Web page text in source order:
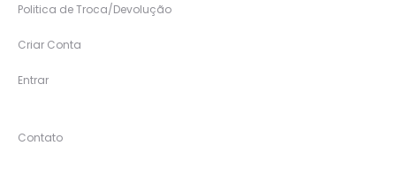
Politica de Troca/Devolução
Criar Conta
Entrar
Contato